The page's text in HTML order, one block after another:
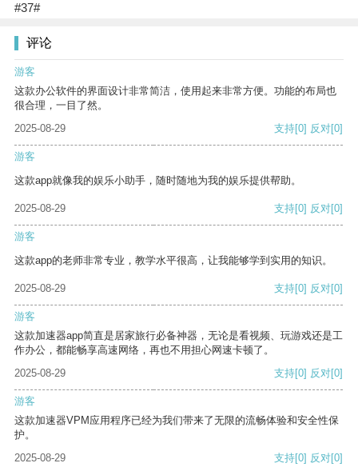
#37#
评论
游客
这款办公软件的界面设计非常简洁，使用起来非常方便。功能的布局也
很合理，一目了然。
2025-08-29
支持[0] 反对[0]
游客
这款app就像我的娱乐小助手，随时随地为我的娱乐提供帮助。
2025-08-29 支持[0] 反对[0]
游客
这款app的老师非常专业，教学水平很高，让我能够学到实用的知识。
2025-08-29 支持[0] 反对[0]
游客
这款加速器app简直是居家旅行必备神器，无论是看视频、玩游戏还是工
作办公，都能畅享高速网络，再也不用担心网速卡顿了。
2025-08-29
支持[0] 反对[0]
游客
这款加速器VPM应用程序已经为我们带来了无限的流畅体验和安全性保
护。
2025-08-29
支持[0] 反对[0]